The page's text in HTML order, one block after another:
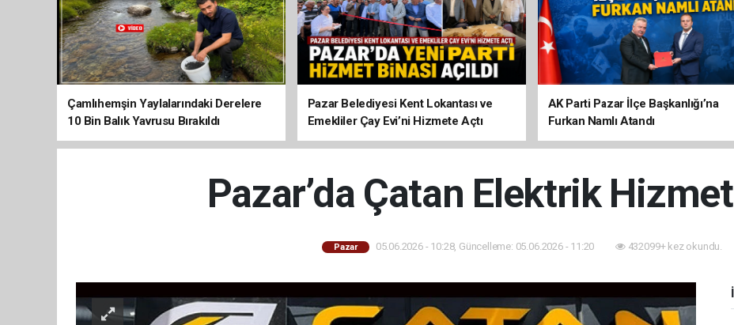
Çamlıhemşin Yaylalarındaki Derelere
10 Bin Balık Yavrusu Bırakıldı
Pazar Belediyesi Kent Lokantası ve
Emekliler Çay Evi’ni Hizmete Açtı
AK Parti Pazar İlçe Başkanlığı’na
Furkan Namlı Atandı
Pazar’da Çatan Elektrik
Pazar 05.06.2026 - 10:28, Güncelleme: 05.06.2026 - 11:20 432099+ kez okundu.